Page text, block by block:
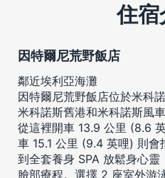
住宿
因特爾尼荒野飯店
鄰近埃利亞海灘
因特爾尼荒野飯店位於米科
米科諾斯舊港和米科諾斯風
從這裡開車 13.9 公里 (8.6
車 15.1 公里 (9.4 英哩) 則會
到全套養身 SPA 放鬆身心靈
臉部療程。選擇 2 座室外游